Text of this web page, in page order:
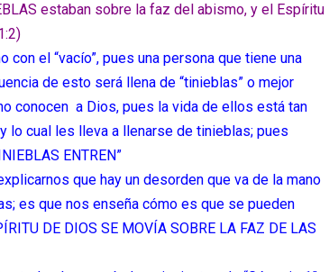
estaban sobre la faz del abismo, y el Espíritu
con el “vacío”, pues una persona que tiene una
de esto será llena de “tinieblas” o mejor
conocen a Dios, pues la vida de ellos está tan
lo cual les lleva a llenarse de tinieblas; pues
ENTREN”
que hay un desorden que va de la mano
es que nos enseña cómo es que se pueden
DE DIOS SE MOVÍA SOBRE LA FAZ DE LAS